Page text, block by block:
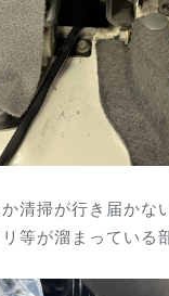
清掃が行き届かな
等が溜まっている